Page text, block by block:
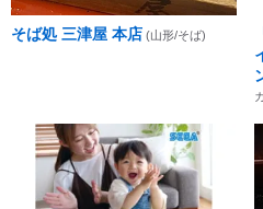
そば処 三津屋 本店 (山形/そば)